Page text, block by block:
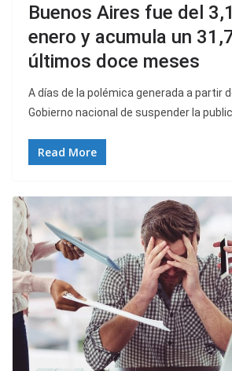
Buenos Aires fue del
enero y acumula un
últimos doce meses
A días de la polémica generada a partir
Gobierno nacional de suspender la
Read More